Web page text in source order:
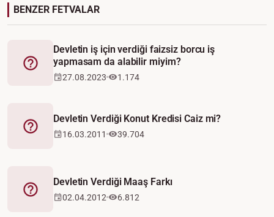
BENZER FETVALAR
Fetva
Devletin iş için verdiği faizsiz borcu iş
yapmasam da alabilir miyim?
27.08.2023 1.174
Fetva
Devletin Verdiği Konut Kredisi Caiz mi?
16.03.2011 39.704
Fetva
Devletin Verdiği Maaş Farkı
02.04.2012 6.812